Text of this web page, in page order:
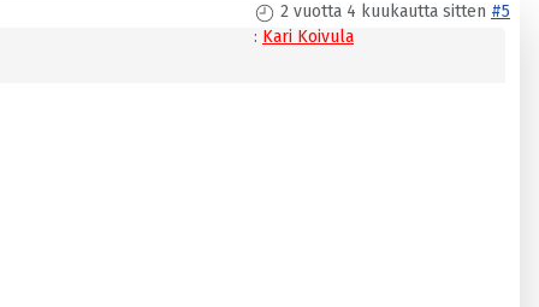
2 vuotta 4 kuukautta sitten #5
: Kari Koivula